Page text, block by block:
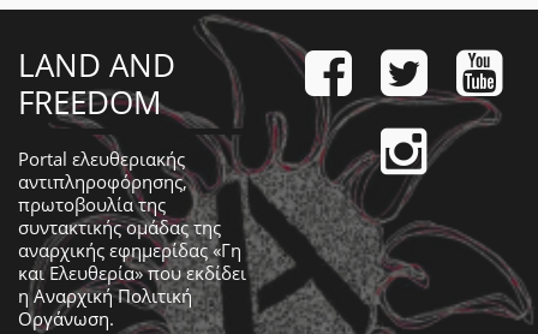
LAND AND
FREEDOM
Portal ελευθεριακής
αντιπληροφόρησης,
πρωτοβουλία της
συντακτικής ομάδας της
αναρχικής εφημερίδας «Γη
και Ελευθερία» που εκδίδει
ηΑναρχική Πολιτική
Οργάνωση.